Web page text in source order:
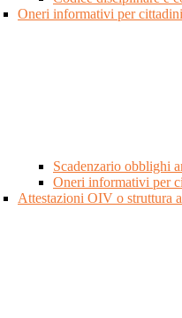
Oneri informativi per
Scadenzario obblighi
Oneri informativi per
Attestazioni OIV o struttura